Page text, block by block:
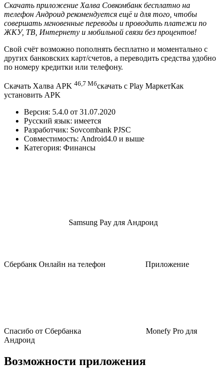
Скачать приложение Халва Совкомбанк бесплатно на
телефон Андроид рекомендуется ещё и для того, чтобы
совершать мгновенные переводы и проводить платежи по
ЖКУ, ТВ, Интернету и мобильной связи без процентов!
Свой счёт возможно пополнять бесплатно и моментально с
других банковских карт/счетов, а переводить средства удобно
по номеру кредитки или телефону.
Скачать Халва APK 46,7 Мбскачать с Play МаркетКак
установить APK
Версия: 5.4.0 от 31.07.2020
Русский язык: имеется
Разработчик: Sovcombank PJSC
Совместимость: Android4.0 и выше
Категория: Финансы
Samsung Pay для Андроид
Сбербанк Онлайн на телефон Приложение
Спасибо от Сбербанка
Monefy Pro для
Андроид
Возможности приложения